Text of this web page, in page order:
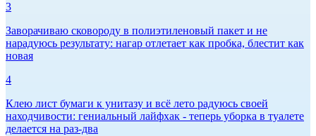
3
Заворачиваю сковороду в полиэтиленовый пакет и не
нарадуюсь результату: нагар отлетает как пробка, блестит как
новая
4
Клею лист бумаги к унитазу и всё лето радуюсь своей
находчивости: гениальный лайфхак - теперь уборка в туалете
делается на раз-два